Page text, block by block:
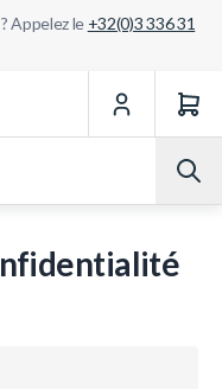
Appelez le +32(0)3 336 31